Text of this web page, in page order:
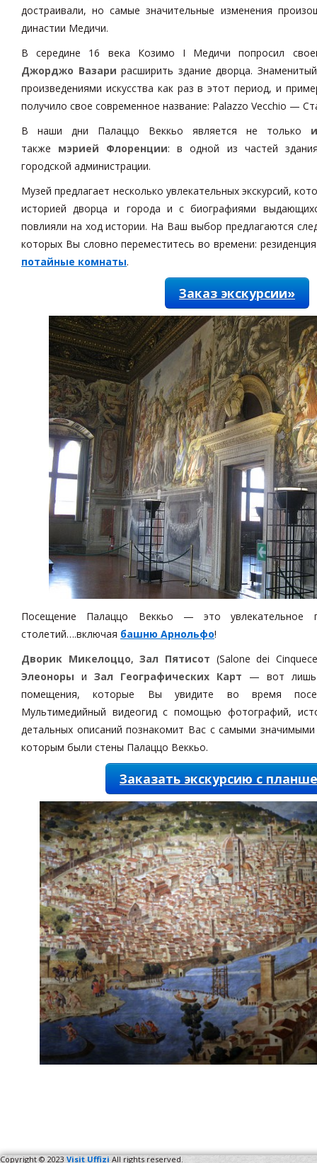
достраивали, но самые значительные изменения
династии Медичи.
В середине 16 века Козимо I Медичи попросил
Джорджо Вазари расширить здание дворца.
произведениями искусства как раз в этот период, и
получило свое современное название: Palazzo Vecchio —
В наши дни Палаццо Веккьо является не только
также мэрией Флоренции: в одной из частей
городской администрации.
Музей предлагает несколько увлекательных экскурсий,
историей дворца и города и с биографиями
повлияли на ход истории. На Ваш выбор предлагаются
которых Вы словно переместитесь во времени:
потайные комнаты.
Заказ экскурсии»
Посещение Палаццо Веккьо — это увлекательное
столетий….включая башню Арнольфо!
Дворик Микелоццо,Зал Пятисот (Salone dei
Элеоноры и Зал Географических Карт — вот лишь
помещения, которые Вы увидите во время
Мультимедийный видеогид с помощью фотографий,
детальных описаний познакомит Вас с самыми
которым были стены Палаццо Веккьо.
Заказать экскурсию с
Copyright © 2023 Visit Uffizi All rights reserved.